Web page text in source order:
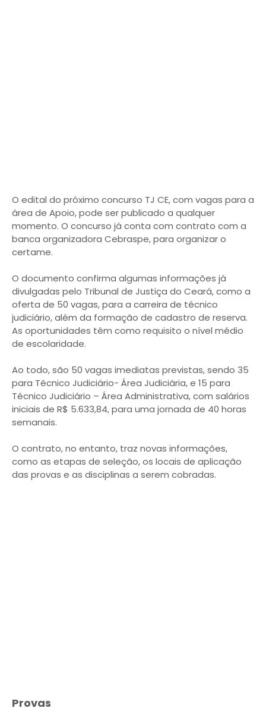
O edital do próximo concurso TJ CE, com vagas para a
área de Apoio, pode ser publicado a qualquer
momento. O concurso já conta com contrato com a
banca organizadora Cebraspe, para organizar o
certame.
O documento confirma algumas informações já
divulgadas pelo Tribunal de Justiça do Ceará, como a
oferta de 50 vagas, para a carreira de técnico
judiciário, além da formação de cadastro de reserva.
As oportunidades têm como requisito o nível médio
de escolaridade.
Ao todo, são 50 vagas imediatas previstas, sendo 35
para Técnico Judiciário- Área Judiciária, e 15 para
Técnico Judiciário – Área Administrativa, com salários
iniciais de R$ 5.633,84, para uma jornada de 40 horas
semanais.
O contrato, no entanto, traz novas informações,
como as etapas de seleção, os locais de aplicação
das provas e as disciplinas a serem cobradas.
Provas